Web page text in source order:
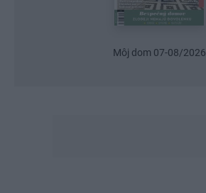
Môj dom 07-08/2026